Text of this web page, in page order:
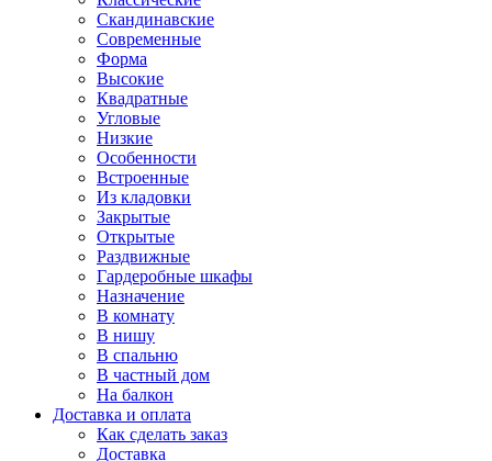
Скандинавские
Современные
Форма
Высокие
Квадратные
Угловые
Низкие
Особенности
Встроенные
Из кладовки
Закрытые
Открытые
Раздвижные
Гардеробные шкафы
Назначение
В комнату
В нишу
В спальню
В частный дом
На балкон
Доставка и оплата
Как сделать заказ
Доставка